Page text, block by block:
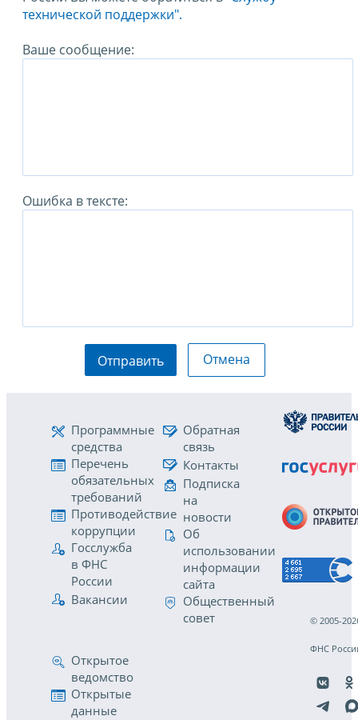
технической поддержки".
Ваше сообщение:
Ошибка в тексте:
Отправить Отмена
Программные
средства
Перечень
обязательных
требований
Противодействие
коррупции
Госслужба
в ФНС
России
Вакансии
Обратная
связь
Контакты
Подписка
на
новости
Об
использовании
информации
сайта
Общественный
совет
Открытое
ведомство
Открытые
данные
© 2005-
ФНС